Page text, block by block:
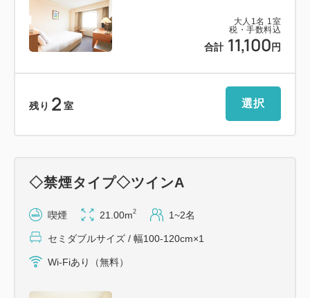
大人 1 名 1 室
税・手数料込
合計 11,100 円
残り 2 室 選択
◇禁煙タイプ◇ツインA
喫煙 21.00m2 1~2名
セミダブルサイズ / 幅100-120cm×1
Wi-Fiあり（無料）